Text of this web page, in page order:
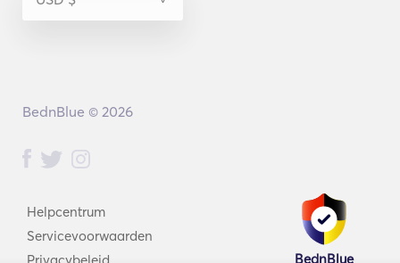
Helpcentrum
Servicevoorwaarden
BednBlue
BednBlue © 2026